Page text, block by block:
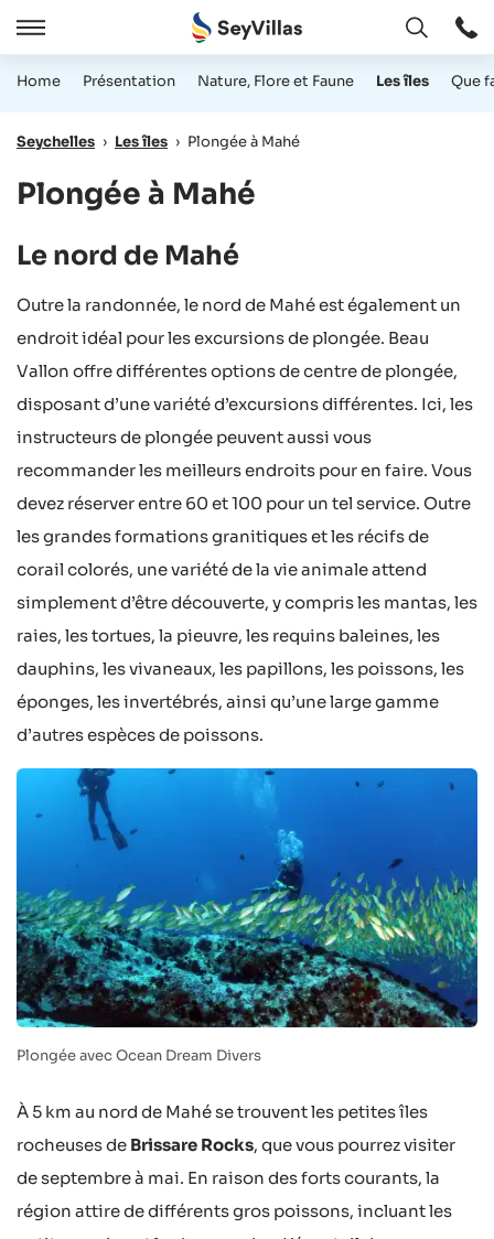
Cermer
Ouvert
Home Présentation Nature, Flore et Faune Les îles Que
Seychelles › Les îles › Plongée à Mahé
Plongée à Mahé
Le nord de Mahé
Outre la randonnée, le nord de Mahé est également un
endroit idéal pour les excursions de plongée. Beau
Vallon offre différentes options de centre de plongée,
disposant d’une variété d’excursions différentes. Ici, les
instructeurs de plongée peuvent aussi vous
recommander les meilleurs endroits pour en faire. Vous
devez réserver entre 60 et 100 pour un tel service. Outre
les grandes formations granitiques et les récifs de
corail colorés, une variété de la vie animale attend
simplement d’être découverte, y compris les mantas, les
raies, les tortues, la pieuvre, les requins baleines, les
dauphins, les vivaneaux, les papillons, les poissons, les
éponges, les invertébrés, ainsi qu’une large gamme
d’autres espèces de poissons.
Plongée avec Ocean Dream Divers
À 5 km au nord de Mahé se trouvent les petites îles
rocheuses de Brissare Rocks, que vous pourrez visiter
de septembre à mai. En raison des forts courants, la
région attire de différents gros poissons, incluant les